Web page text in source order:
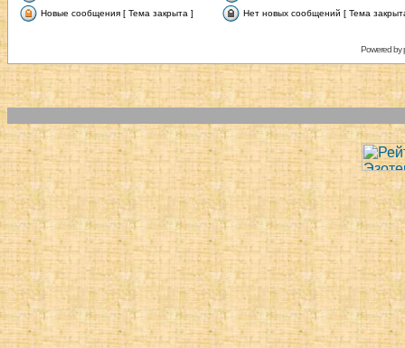
Новые сообщения [ Тема закрыта ]
Нет новых сообщений [ Тема
Powered by